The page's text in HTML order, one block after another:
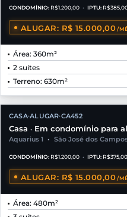
CONDOMÍNIO: R$1.200,00 • IPTU:
ALUGAR: R$ 15.000,00 /
Área: 360m²
2 suítes
Terreno: 630m²
CASA•ALUGAR•CA452
Casa • Em condomínio para
Aquarius 1 • São José dos
CONDOMÍNIO: R$1.200,00 • IPTU: R$375,00
ALUGAR: R$ 15.000,00 /
Área: 480m²